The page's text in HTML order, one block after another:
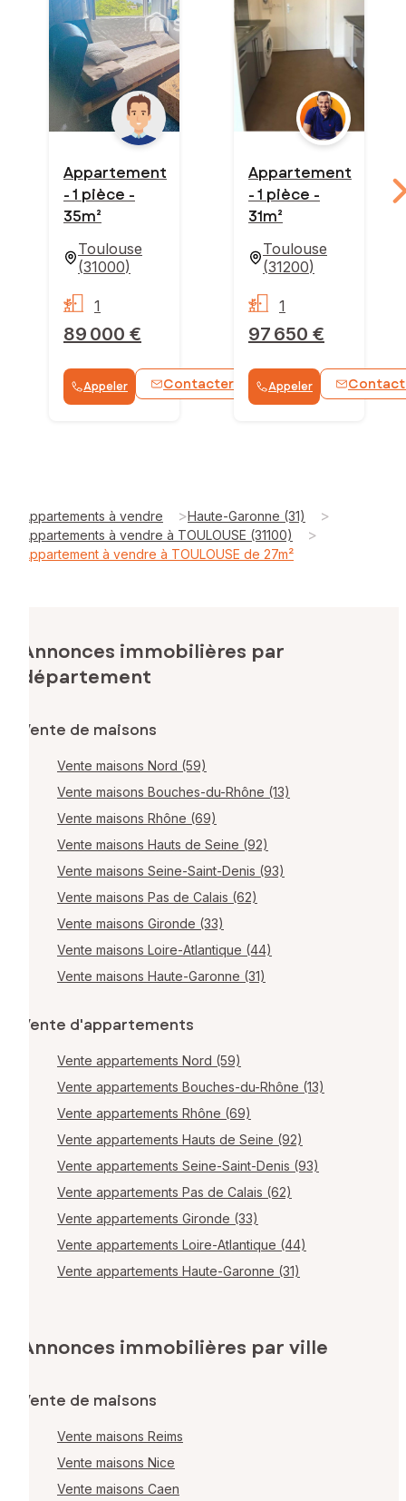
Appartement
- 1 pièce -
35m²
Toulouse
(31000)
89 000 €
1
Appeler Contacter WhatsApp
Appartement
- 1 pièce -
31m²
Toulouse
(31200)
97 650 €
1
Appeler
Appartements à vendre >Haute-Garonne (31) >
Appartements à vendre à TOULOUSE (31100) >
Appartement à vendre à TOULOUSE de 27m²
Annonces immobilières par
département
Vente de maisons
Vente maisons Nord (59)
Vente maisons Bouches-du-Rhône (13)
Vente maisons Rhône (69)
Vente maisons Hauts de Seine (92)
Vente maisons Seine-Saint-Denis (93)
Vente maisons Pas de Calais (62)
Vente maisons Gironde (33)
Vente maisons Loire-Atlantique (44)
Vente maisons Haute-Garonne (31)
Vente d'appartements
Vente appartements Nord (59)
Vente appartements Bouches-du-Rhône (13)
Vente appartements Rhône (69)
Vente appartements Hauts de Seine (92)
Vente appartements Seine-Saint-Denis (93)
Vente appartements Pas de Calais (62)
Vente appartements Gironde (33)
Vente appartements Loire-Atlantique (44)
Vente appartements Haute-Garonne (31)
Annonces immobilières par ville
Vente de maisons
Vente maisons Reims
Vente maisons Nice
Vente maisons Caen